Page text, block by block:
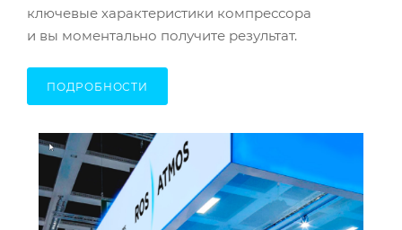
ключевые характеристики компрессора
и вы моментально получите результат.
ПОДРОБНОСТИ